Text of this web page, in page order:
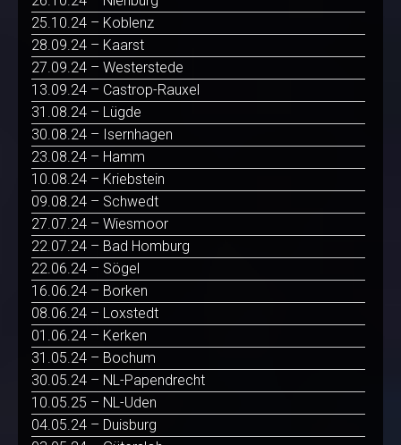
25.10.24 – Koblenz
28.09.24 – Kaarst
27.09.24 – Westerstede
13.09.24 – Castrop-Rauxel
31.08.24 – Lügde
30.08.24 – Isernhagen
23.08.24 – Hamm
10.08.24 – Kriebstein
09.08.24 – Schwedt
27.07.24 – Wiesmoor
22.07.24 – Bad Homburg
22.06.24 – Sögel
16.06.24 – Borken
08.06.24 – Loxstedt
01.06.24 – Kerken
31.05.24 – Bochum
30.05.24 – NL-Papendrecht
10.05.25 – NL-Uden
04.05.24 – Duisburg